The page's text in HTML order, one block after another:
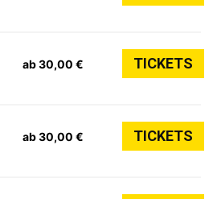
ab 30,00 € TICKETS
ab 30,00 € TICKETS